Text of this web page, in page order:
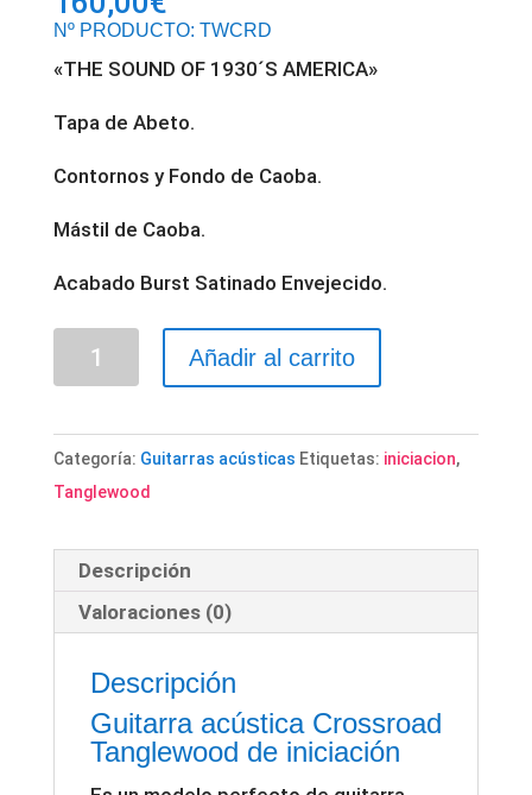
Nº PRODUCTO: TWCRD
«THE SOUND OF 1930´S AMERICA»
Tapa de Abeto.
Contornos y Fondo de Caoba.
Mástil de Caoba.
Acabado Burst Satinado Envejecido.
Guitarra
Añadir al carrito
Categoría: Guitarras acústicas Etiquetas: iniciacion,
Tanglewood
Descripción
Valoraciones (0)
Descripción
Guitarra acústica Crossroad
Tanglewood de iniciación